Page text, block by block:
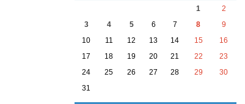
1
2
3
4 5 6 7 8
9
10
11 12 13 14 15
16
17
18 19 20 21 22
23
24
25 26 27 28 29
30
31